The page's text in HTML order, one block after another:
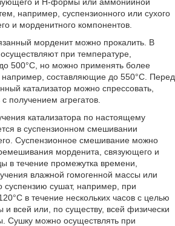
например, суспензионного или сухого
и морденитного компонентов.
морденит можно прокалить. В
при температуре,
500°С, но можно применять более
например, составляющие до 550°С. Перед
катализатор можно спрессовать,
получением агрегатов.
катализатора по настоящему
в суспензионном смешивании
Суспензионное смешивание можно
морденита, связующего и
в течение промежутка времени,
влажной гомогенной массы или
суспензию сушат, например, при
в течение нескольких часов с целью
и всей или, по существу, всей физически
Сушку можно осуществлять при